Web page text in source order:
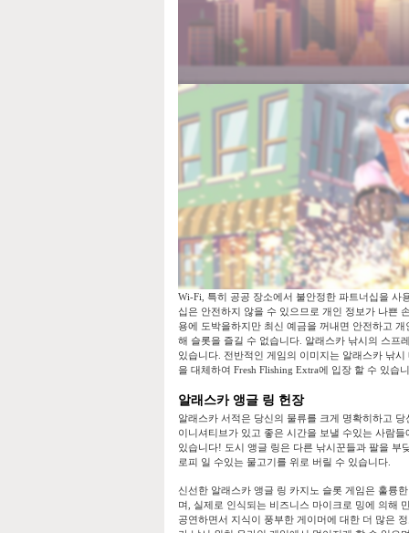
Wi-Fi, 특히 공공 장소에서 불안정한 파트너십을 사
십은 안전하지 않을 수 있으므로 개인 정보가 나쁜
용에 도박을하지만 최신 예금을 꺼내면 안전하고
해 슬롯을 즐길 수 없습니다. 알래스카 낚시의 스프
있습니다. 전반적인 게임의 이미지는 알래스카 낚
을 대체하여 Fresh Flishing Extra에 입장 할 수 있습
알래스카 앵글 링 헌장
알래스카 서적은 당신의 물류를 크게 명확히하고
이니셔티브가 있고 좋은 시간을 보낼 수있는 사람
있습니다! 도시 앵글 링은 다른 낚시꾼들과 팔을 부
로피 일 수있는 물고기를 위로 버릴 수 있습니다.
신선한 알래스카 앵글 링 카지노 슬롯 게임은 훌륭
며, 실제로 인식되는 비즈니스 마이크로 밍에 의해
공연하면서 지식이 풍부한 게이머에 대한 더 많은